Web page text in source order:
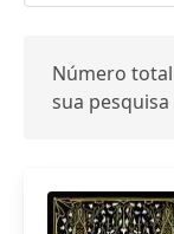
Número
sua